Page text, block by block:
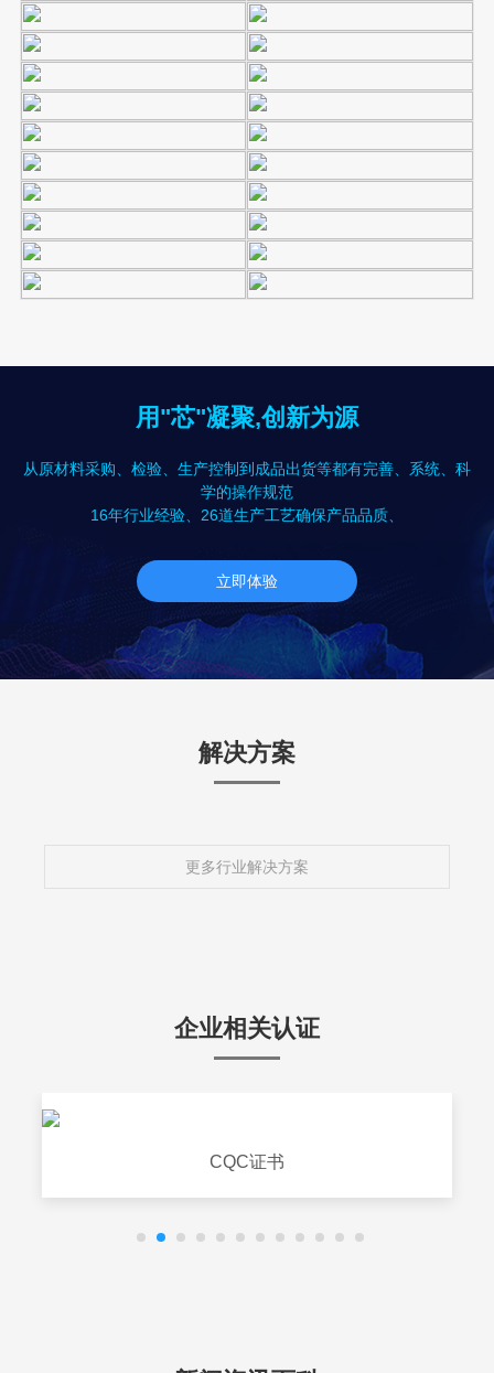
用"芯"凝聚,创新为源
从原材料采购、检验、生产控制到成品出货等都有完善、系统、科
学的操作规范
16年行业经验、26道生产工艺确保产品品质、
立即体验
解决方案
更多行业解决方案
企业相关认证
CQC证书